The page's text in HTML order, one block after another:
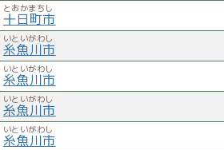
とおかまちし
十日町市
いといがわし
糸魚川市
いといがわし
糸魚川市
いといがわし
糸魚川市
いといがわし
糸魚川市